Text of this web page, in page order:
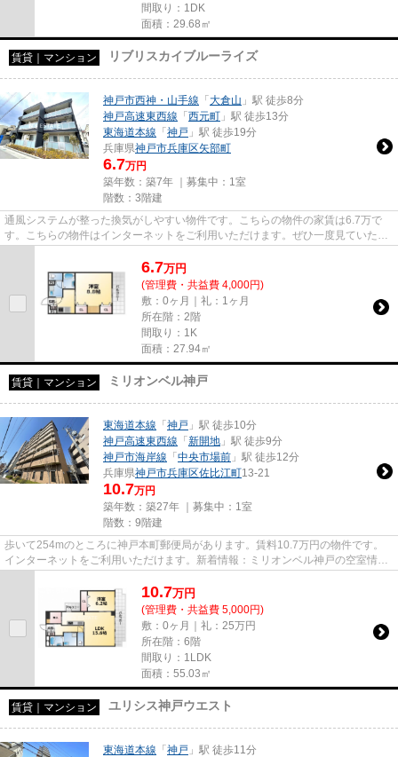
間取り：1DK
面積：29.68㎡
賃貸｜マンション リブリスカイブルーライズ
神戸市西神・山手線 「 大倉山 」駅 徒歩8分
神戸高速東西線 「 西元町 」駅 徒歩13分
東海道本線 「 神戸 」駅 徒歩19分
兵庫県神戸市兵庫区矢部町
6.7万円
築年数：築7年 ｜募集中： 1室
階数：3階建
通風システムが整った換気がしやすい物件です。こちらの物件の家賃は6.7万で
す。こちらの物件はインターネットをご利用いただけます。ぜひ一度見ていただ
6.7万円
(管理費・共益費 4,000円)
敷：0ヶ月｜礼：1ヶ月
所在階：2階
間取り：1K
面積：27.94㎡
賃貸｜マンション ミリオンベル神戸
東海道本線 「 神戸 」駅 徒歩10分
神戸高速東西線 「 新開地 」駅 徒歩9分
神戸市海岸線 「 中央市場前 」駅 徒歩12分
兵庫県神戸市兵庫区佐比江町13-21
10.7万円
築年数：築27年 ｜募集中： 1室
階数：9階建
歩いて254mのところに神戸本町郵便局があります。賃料10.7万円の物件です。
インターネットをご利用いただけます。新着情報：ミリオンベル神戸の空室情報
10.7万円
(管理費・共益費 5,000円)
敷：0ヶ月｜礼：25万円
所在階：6階
間取り：1LDK
面積：55.03㎡
賃貸｜マンション ユリシス神戸ウエスト
東海道本線 「 神戸 」駅 徒歩11分